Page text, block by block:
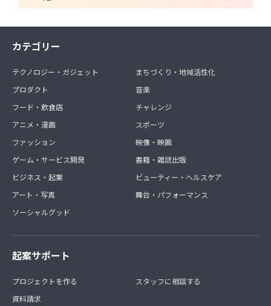
カテゴリー
テクノロジー・ガジェット
プロダクト
フード・飲食店
アニメ・漫画
ファッション
ゲーム・サービス開発
ビジネス・起業
アート・写真
ソーシャルグッド
まちづくり・地域活性化
音楽
チャレンジ
スポーツ
映像・映画
書籍・雑誌出版
ビューティー・ヘルスケア
舞台・パフォーマンス
起案サポート
プロジェクトを作る
資料請求
スタッフに相談する